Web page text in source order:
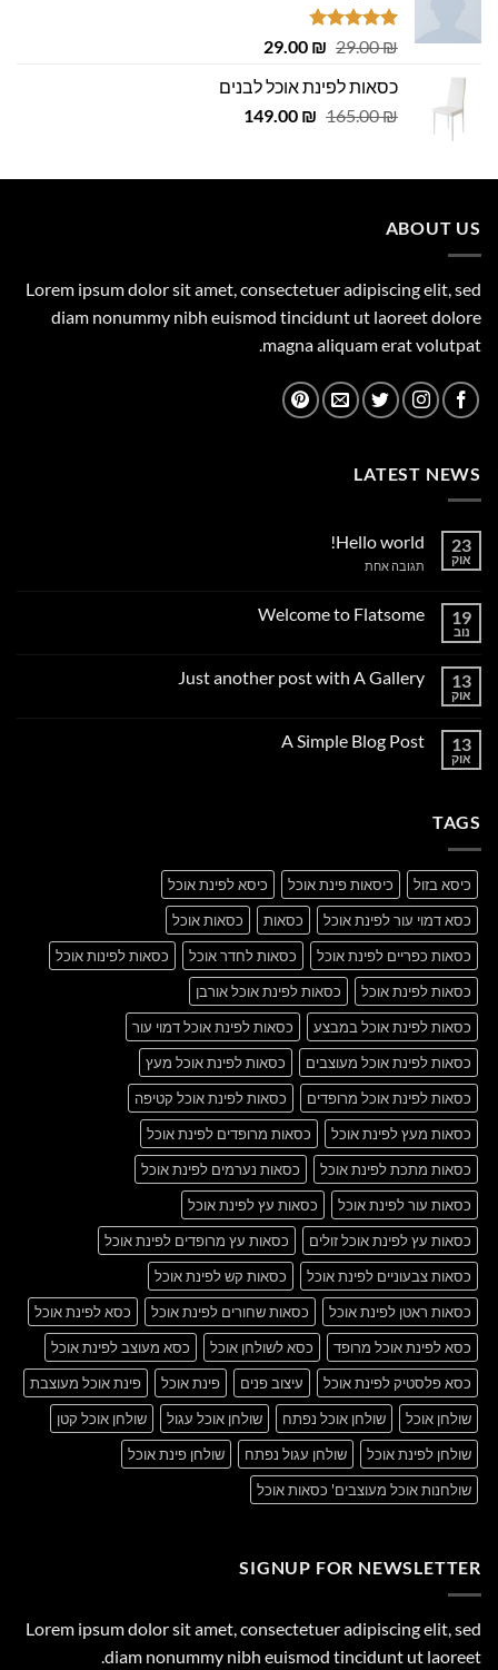
דורג4.75
29.00₪
המחיר
היה:
29.00 ₪.
29.00 ₪
המחיר
הוא:
29.00 ₪.
כסאות לפינת אוכל לבנים
165.00₪
המחיר
165.00 ₪.
149.00 ₪
המחיר
149.00 ₪.
ABOUT US
Lorem ipsum dolor sit amet, consectetuer adipiscing elit, sed
diam nonummy nibh euismod tincidunt ut laoreet dolore
magna aliquam erat volutpat.
LATEST NEWS
23
אוק
Hello world!
תגובה אחתעל
19
נוב
Welcome to Flatsome
Welcome
13
אוק
Just another post with A Gallery
Just
13
אוק
A Simple Blog Post
TAGS
כיסא בזול כיסאות פינת אוכל
כיסא לפינת אוכל
כסא דמוי עור לפינת אוכל
כסאות
כסאות אוכל
כסאות כפריים לפינת אוכל
כסאות לחדר אוכל
כסאות לפינות אוכל
כסאות לפינת אוכל
כסאות לפינת אוכל אורבן
כסאות לפינת אוכל במבצע
כסאות לפינת אוכל דמוי עור
כסאות לפינת אוכל מעוצבים
כסאות לפינת אוכל מעץ
כסאות לפינת אוכל מרופדים
כסאות לפינת אוכל קטיפה
כסאות מעץ לפינת אוכל
כסאות מרופדים לפינת אוכל
כסאות מתכת לפינת אוכל
כסאות נערמים לפינת אוכל
כסאות עור לפינת אוכל
כסאות עץ לפינת אוכל
כסאות עץ לפינת אוכל זולים
כסאות עץ מרופדים לפינת אוכל
כסאות צבעוניים לפינת אוכל
כסאות קש לפינת אוכל
כסאות ראטן לפינת אוכל
כסאות שחורים לפינת אוכל
כסא לפינת אוכל
כסא לפינת אוכל מרופד
כסא לשולחן אוכל
כסא מעוצב לפינת אוכל
כסא פלסטיק לפינת אוכל
עיצוב פנים פינת אוכל
פינת אוכל מעוצבת
שולחן אוכל
שולחן אוכל נפתח שולחן אוכל עגול
שולחן אוכל קטן
שולחן לפינת אוכל
שולחן עגול נפתח
שולחן פינת אוכל
שולחנות אוכל מעוצבים' כסאות אוכל
SIGNUP FOR NEWSLETTER
Lorem ipsum dolor sit amet, consectetuer adipiscing elit, sed
diam nonummy nibh euismod tincidunt ut laoreet.